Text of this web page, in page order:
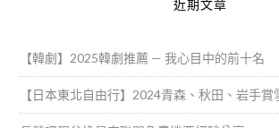
近期文章
【韓劇】2025韓劇推薦 — 我心目中的前十名
【日本東北自由行】2024青森、秋田、岩手